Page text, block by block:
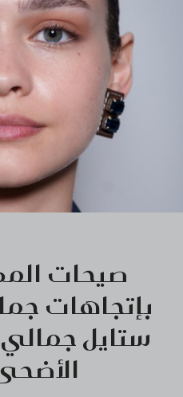
صيحات
بإتجاهات
ستايل
الأضحى